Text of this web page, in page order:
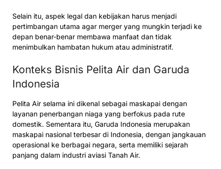
Selain itu, aspek legal dan kebijakan harus menjadi
pertimbangan utama agar merger yang mungkin terjadi ke
depan benar-benar membawa manfaat dan tidak
menimbulkan hambatan hukum atau administratif.
Konteks Bisnis Pelita Air dan Garuda
Indonesia
Pelita Air selama ini dikenal sebagai maskapai dengan
layanan penerbangan niaga yang berfokus pada rute
domestik. Sementara itu, Garuda Indonesia merupakan
maskapai nasional terbesar di Indonesia, dengan jangkauan
operasional ke berbagai negara, serta memiliki sejarah
panjang dalam industri aviasi Tanah Air.